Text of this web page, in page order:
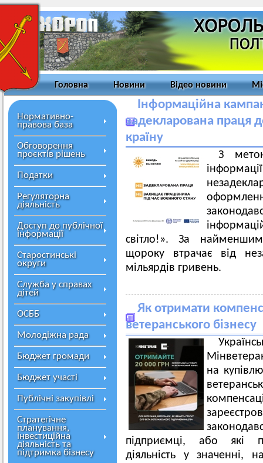
Головна Новини Відео новини
Нормативно-
правова база
Обговорення
проєктів рішень
Податки
Регуляторна
діяльність
Доступ до публічної
інформації
Старостинські
округи
Служба у справах
дітей
ОСББ
Молодіжна рада
Бюджет громади
Бюджет участі
Публічні закупівлі
Стратегічне
планування,
інвестиційна
діяльність та
підтримка бізнесу
Інформаційна
задекларована праця
країну
З
світло!». За
щороку втрачає від
мільярдів гривень.
Як отримати
ветеранського бізнесу
на
підприємці, або які
діяльність у значенні,